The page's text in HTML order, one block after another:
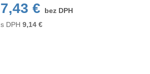
7,43 €
bez DPH
s DPH 9,14€